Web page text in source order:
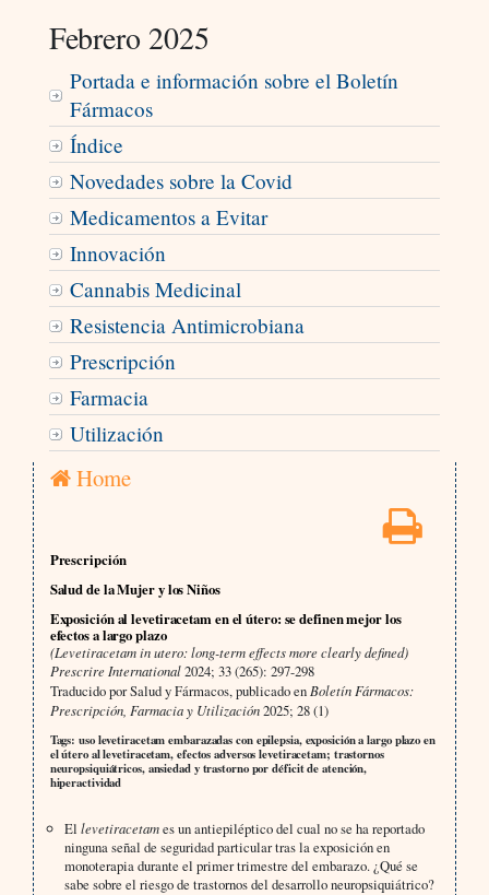
Febrero 2025
Portada e información sobre el Boletín
Fármacos
Índice
Novedades sobre la Covid
Medicamentos a Evitar
Innovación
Cannabis Medicinal
Resistencia Antimicrobiana
Prescripción
Farmacia
Utilización
Home
Prescripción
Salud de la Mujer y los Niños
Exposición al levetiracetam en el útero: se definen mejor los
efectos a largo plazo
(Levetiracetam in utero: long-term effects more clearly defined)
Prescrire International2024; 33 (265): 297-298
Traducido por Salud y Fármacos, publicado en Boletín Fármacos:
Prescripción, Farmacia y Utilización2025; 28 (1)
Tags: uso levetiracetam embarazadas con epilepsia, exposición a largo plazo en
el útero al levetiracetam, efectos adversos levetiracetam; trastornos
neuropsiquiátricos, ansiedad y trastorno por déficit de atención,
hiperactividad
Ellevetiracetames un antiepiléptico del cual no se ha reportado
ninguna señal de seguridad particular tras la exposición en
monoterapia durante el primer trimestre del embarazo. ¿Qué se
sabe sobre el riesgo de trastornos del desarrollo neuropsiquiátrico?